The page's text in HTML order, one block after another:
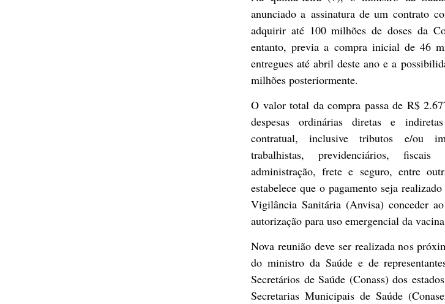
anunciado a assinatura de um contrato
adquirir até 100 milhões de doses da
entanto, previa a compra inicial de 46
entregues até abril deste ano e a
milhões posteriormente.
O valor total da compra passa de R$
despesas ordinárias diretas e
contratual, inclusive tributos e/ou
trabalhistas, previdenciários,
administração, frete e seguro, entre
estabelece que o pagamento seja
Vigilância Sanitária (Anvisa) conceder
autorização para uso emergencial da
Nova reunião deve ser realizada nos
do ministro da Saúde e de
Secretários de Saúde (Conass) dos
Secretarias Municipais de Saúde